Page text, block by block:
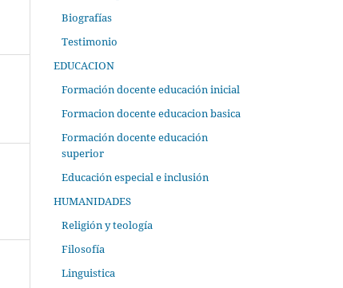
Biografías
Testimonio
EDUCACION
Formación docente educación inicial
Formacion docente educacion basica
Formación docente educación
superior
Educación especial e inclusión
HUMANIDADES
Religión y teología
Filosofía
Linguistica